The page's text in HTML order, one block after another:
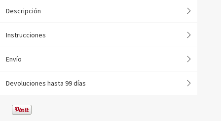
Descripción
Instrucciones
Envío
Devoluciones hasta 99 días